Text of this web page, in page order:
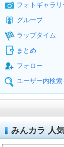
フォトギャラリ
グループ
ラップタイム
まとめ
フォロー
ユーザー内検索
みんカラ 人